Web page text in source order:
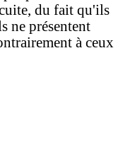
du fait qu'ils
ne présentent
à ceux